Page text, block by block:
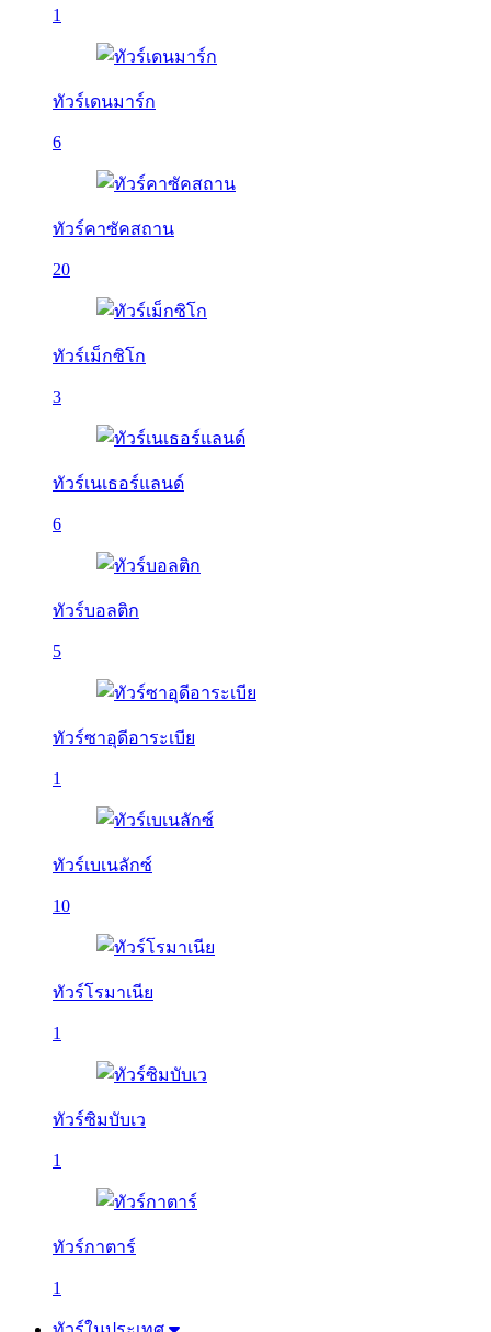
1
ทัวร์เดนมาร์ก
6
ทัวร์คาซัคสถาน
20
ทัวร์เม็กซิโก
3
ทัวร์เนเธอร์แลนด์
6
ทัวร์บอลติก
5
ทัวร์ซาอุดีอาระเบีย
1
ทัวร์เบเนลักซ์
10
ทัวร์โรมาเนีย
1
ทัวร์ซิมบับเว
1
ทัวร์กาตาร์
1